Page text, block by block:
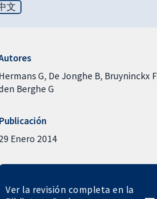
文
Hermans G De Jonghe B Bruyninckx F
Berghe G
Publicación
Enero 2014
Ver la revisión completa en la